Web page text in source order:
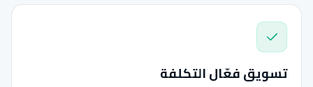
تسويق فعّال التكلفة